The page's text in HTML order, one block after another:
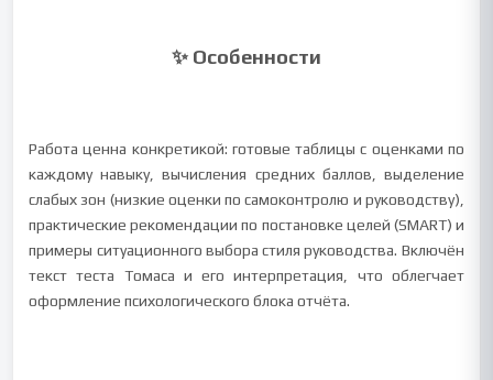
✨ Особенности
Работа ценна конкретикой: готовые таблицы с оценками по
каждому навыку, вычисления средних баллов, выделение
слабых зон (низкие оценки по самоконтролю и руководству),
практические рекомендации по постановке целей (SMART) и
примеры ситуационного выбора стиля руководства. Включён
текст теста Томаса и его интерпретация, что облегчает
оформление психологического блока отчёта.